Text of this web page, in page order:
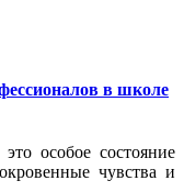
в школе
особое состояние
чувства и